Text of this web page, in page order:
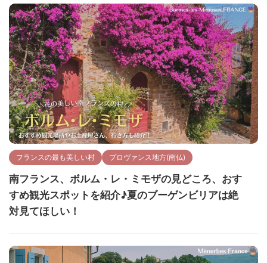
フランスの最も美しい村 プロヴァンス地方(南仏)
南フランス、ボルム・レ・ミモザの見どころ、おす
すめ観光スポットを紹介♪夏のブーゲンビリアは絶
対見てほしい！